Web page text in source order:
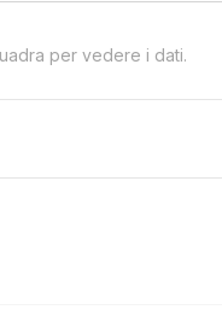
per vedere i dati.